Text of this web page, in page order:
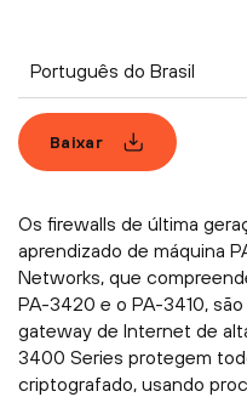
Português do Brasil
Baixar
Os firewalls de última
aprendizado de máquina
Networks, que
PA-3420 e o PA-3410,
gateway de Internet de
3400 Series protegem
criptografado, usando